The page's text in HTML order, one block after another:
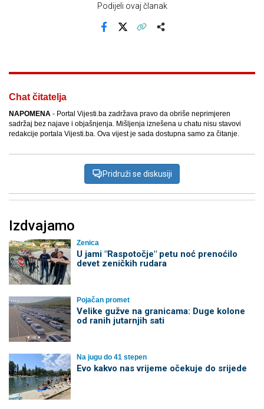
Podijeli ovaj članak
Chat čitatelja
NAPOMENA - Portal Vijesti.ba zadržava pravo da obriše neprimjeren
sadržaj bez najave i objašnjenja. Mišljenja iznešena u chatu nisu stavovi
redakcije portala Vijesti.ba. Ova vijest je sada dostupna samo za čitanje.
Pridruži se diskusiji
Izdvajamo
Zenica
U jami "Raspotočje" petu noć prenoćilo
devet zeničkih rudara
Pojačan promet
Velike gužve na granicama: Duge kolone
od ranih jutarnjih sati
Na jugu do 41 stepen
Evo kakvo nas vrijeme očekuje do srijede